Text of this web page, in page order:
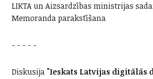
LIKTA un Aizsardzības ministrijas
Memoranda parakstīšana
- - - - -
Diskusija "Ieskats Latvijas digitālās